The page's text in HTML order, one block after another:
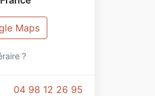
Maps
?
04 98 12 26 95